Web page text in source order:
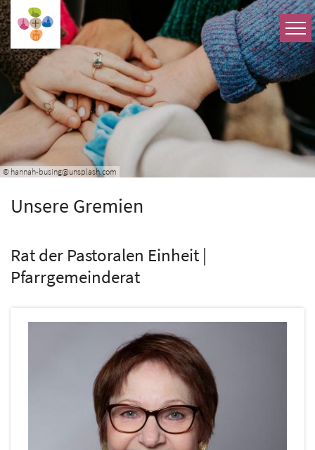
Zum Inhalt springen
© hannah-busing@unsplash.com
Unsere Gremien
Rat der Pastoralen Einheit |
Pfarrgemeinderat